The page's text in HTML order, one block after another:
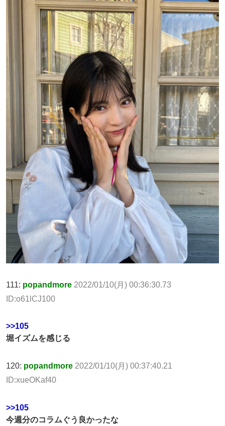
111: popandmore 2022/01/10(月) 00:36:30.73
ID:o61lCJ100
>>105
堀イズムを感じる
120: popandmore 2022/01/10(月) 00:37:40.21
ID:xueOKaf40
>>105
今週分のコラムぐう良かったな